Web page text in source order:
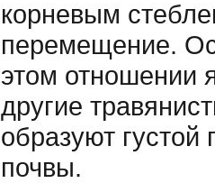
корневым
перемещение.
этом отношении
другие
образуют густой
почвы.